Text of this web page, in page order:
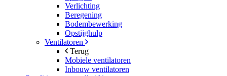
Verlichting
Beregening
Bodembewerking
Opstijghulp
Ventilatoren
Terug
Mobiele ventilatoren
Inbouw ventilatoren